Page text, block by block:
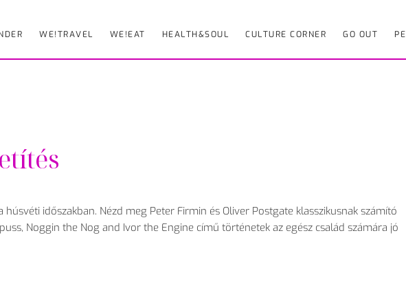
WE!TRAVEL WE!EAT HEALTH&SOUL CULTURE CORNER GO OUT
időszakban. Nézd meg Peter Firmin és Oliver Postgate klasszikusnak számító
Noggin the Nog and Ivor the Engine című történetek az egész család számára jó